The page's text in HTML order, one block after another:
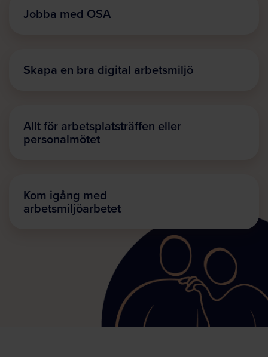
Jobba med OSA
Skapa en bra digital arbetsmiljö
Allt för arbetsplatsträffen eller
personalmötet
Kom igång med
arbetsmiljöarbetet